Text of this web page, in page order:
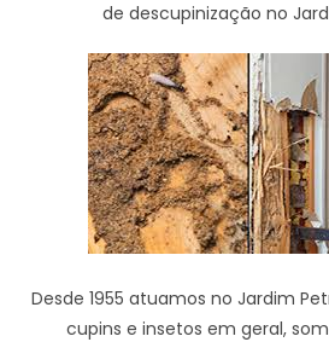
de descupinização no
Desde 1955 atuamos no Jardim
cupins e insetos em geral,